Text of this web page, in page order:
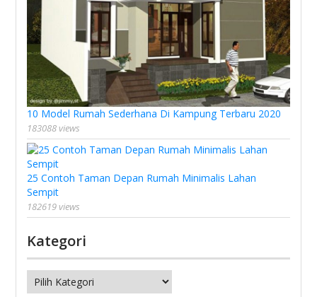
10 Model Rumah Sederhana Di Kampung Terbaru 2020
183088 views
25 Contoh Taman Depan Rumah Minimalis Lahan
Sempit
182619 views
Kategori
Kategori